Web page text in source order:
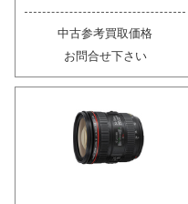
中古参考買取価格
お問合せ下さい